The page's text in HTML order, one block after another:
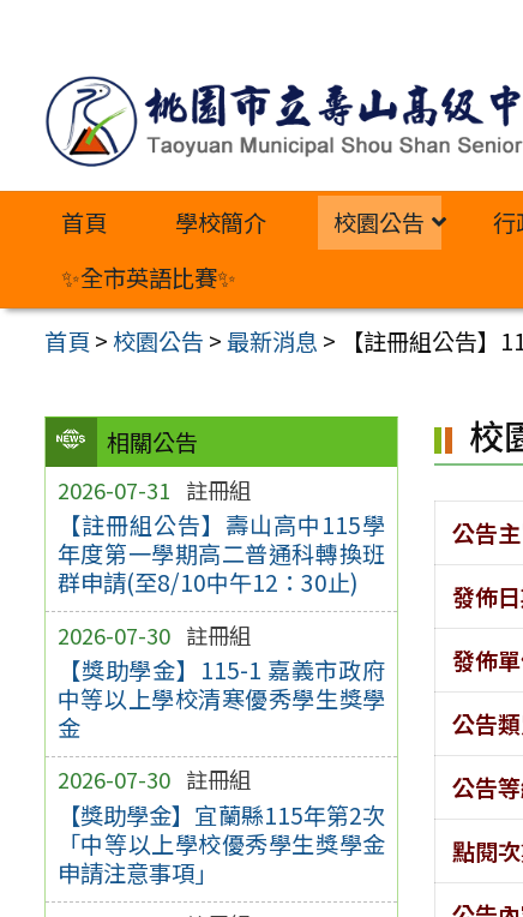
內
首頁 學校簡介 校園公告 行
✨全市英語比賽✨
首頁 >校園公告 >最新消息 > 【註冊組公告】
相關公告
2026-07-31 註冊組
【註冊組公告】壽山高中115學
年度第一學期高二普通科轉換班
群申請(至8/10中午12：30止)
2026-07-30 註冊組
【獎助學金】115-1 嘉義市政府
中等以上學校清寒優秀學生獎學
金
2026-07-30 註冊組
【獎助學金】宜蘭縣115年第2次
「中等以上學校優秀學生獎學金
申請注意事項」
校
公告
發佈
發佈
公告
公告
點閱